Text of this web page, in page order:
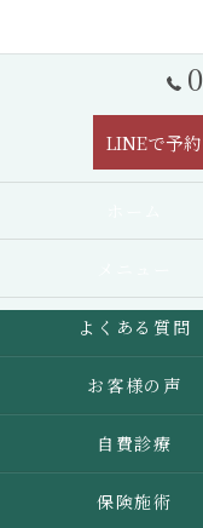
LINEで予
よくある質問
お客様の声
自費診療
保険施術